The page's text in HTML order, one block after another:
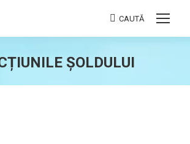
Search:
CAUTĂ
ȘOLDULUI